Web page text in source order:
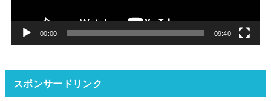
00:00 09:40
スポンサードリンク